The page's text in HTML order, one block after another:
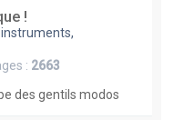
!
: 2663
des gentils modos